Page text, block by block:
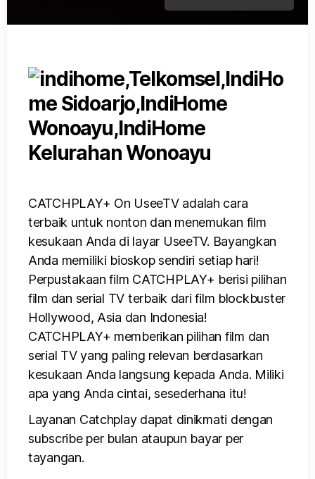
CATCHPLAY+ On UseeTV adalah cara
terbaik untuk nonton dan menemukan film
kesukaan Anda di layar UseeTV. Bayangkan
Anda memiliki bioskop sendiri setiap hari!
Perpustakaan film CATCHPLAY+ berisi pilihan
film dan serial TV terbaik dari film blockbuster
Hollywood, Asia dan Indonesia!
CATCHPLAY+ memberikan pilihan film dan
serial TV yang paling relevan berdasarkan
kesukaan Anda langsung kepada Anda. Miliki
apa yang Anda cintai, sesederhana itu!
Layanan Catchplay dapat dinikmati dengan
subscribe per bulan ataupun bayar per
tayangan.